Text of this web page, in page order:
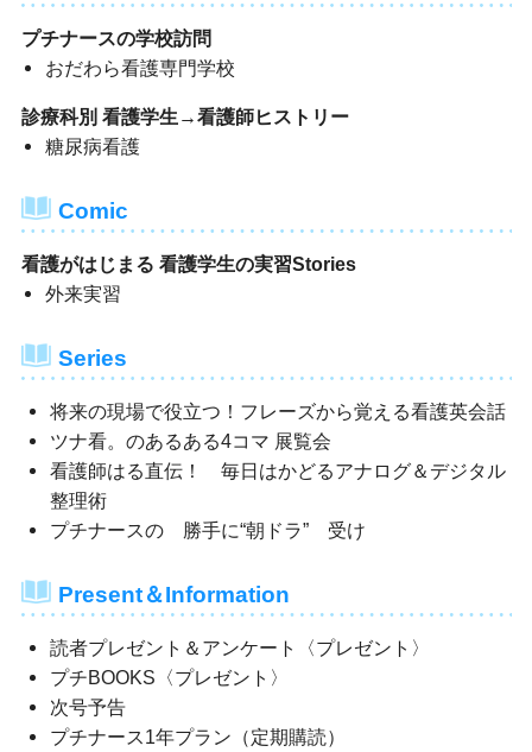
プチナースの学校訪問
おだわら看護専門学校
診療科別 看護学生→看護師ヒストリー
糖尿病看護
Comic
看護がはじまる 看護学生の実習Stories
外来実習
Series
将来の現場で役立つ！フレーズから覚える看護英会話
ツナ看。のあるある4コマ 展覧会
看護師はる直伝！ 毎日はかどるアナログ＆デジタル
整理術
プチナースの 勝手に“朝ドラ” 受け
Present＆Information
読者プレゼント＆アンケート〈プレゼント〉
プチBOOKS〈プレゼント〉
次号予告
プチナース1年プラン（定期購読）